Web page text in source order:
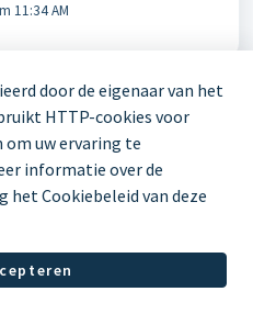
11:34 AM
85 1126998
door de eigenaar van het
HTTP-cookies voor
uw ervaring te
informatie over de
het Cookiebeleid van deze